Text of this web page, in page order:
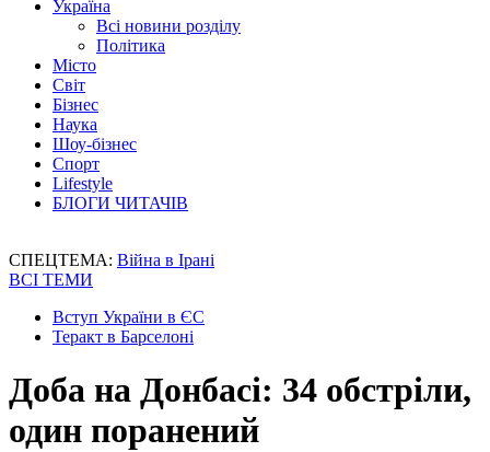
Україна
Всі новини розділу
Політика
Місто
Світ
Бізнес
Наука
Шоу-бізнес
Спорт
Lifestyle
БЛОГИ ЧИТАЧІВ
СПЕЦТЕМА: Війна в Ірані
ВСІ ТЕМИ
Вступ України в ЄС
Теракт в Барселоні
Доба на Донбасі: 34 обстріли,
один поранений